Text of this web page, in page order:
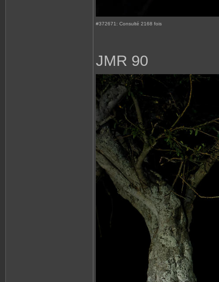
#372671: Consulté 2168 fois
JMR 90